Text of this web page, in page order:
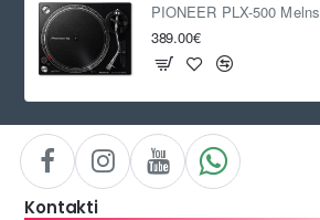
PIONEER PLX-500 Melns
389.00€
Kontakti